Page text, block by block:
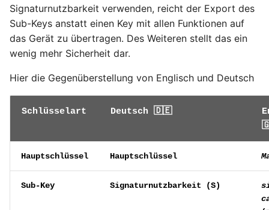
Signaturnutzbarkeit verwenden, reicht der Export des
Sub-Keys anstatt einen Key mit allen Funktionen auf
das Gerät zu übertragen. Des Weiteren stellt das ein
wenig mehr Sicherheit dar.
Hier die Gegenüberstellung von Englisch und Deutsch
Schlüsselart Deutsch 🇩🇪
Hauptschlüssel Hauptschlüssel
Sub-Key Signaturnutzbarkeit (S)